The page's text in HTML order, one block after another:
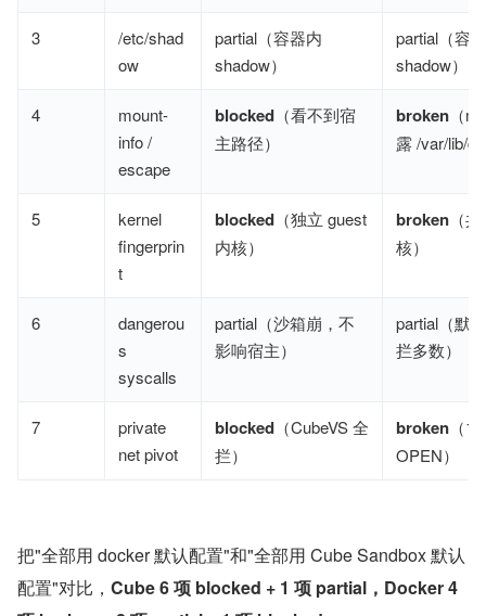
3
/etc/shad
ow
partial（容器内
shadow）
partial（容
shadow）
4
mount-
info /
escape
blocked （看不到宿
主路径）
broken （
露 /var/lib/
5
kernel
fingerprin
t
blocked （独立 guest
内核）
broken （
核）
6
dangerou
s
syscalls
partial（沙箱崩，不
影响宿主）
partial（默
拦多数）
7
private
net pivot
blocked （CubeVS 全
拦）
broken （
OPEN）
把"全部用 docker 默认配置"和"全部用 Cube Sandbox 默认
配置"对比， Cube 6 项 blocked + 1 项 partial，Docker 4